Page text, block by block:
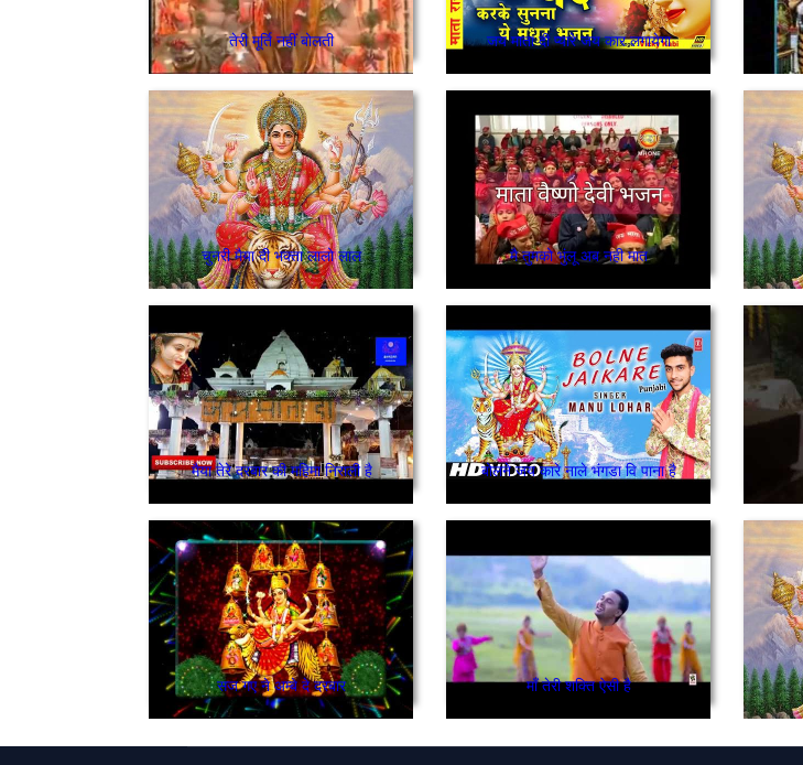
तेरी मूर्ति नहीं बोलती जय माता दी प्यारे जय कार लगायेगा
चुनरी मैया दी भक्ता लालो लाल मै तुमको भुंलू अब नही मात
मैया तेरे दरबार की महिमा निराली है बोलने जय कारे नाले भंगडा वि पाना है
सज गए ने अम्बे दे दरबार माँ तेरी शक्ति ऐसी है